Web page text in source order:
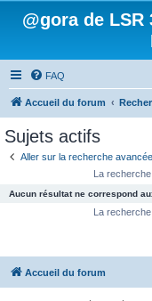
@gora de
FAQ
Accueil du forum
Sujets actifs
Aller sur la recherche avancée
La
Aucun résultat ne correspond
La
Accueil du forum